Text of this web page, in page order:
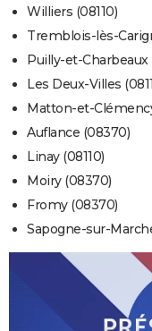
Williers (08110)
Tremblois-lès-
Puilly-et-Charbeaux
Les Deux-Villes
Matton-et-
Auflance (08370)
Linay (08110)
Moiry (08370)
Fromy (08370)
Sapogne-sur-